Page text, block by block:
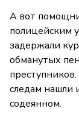
А вот
полицейским
задержали
обманутых
следам нашли
содеянном.